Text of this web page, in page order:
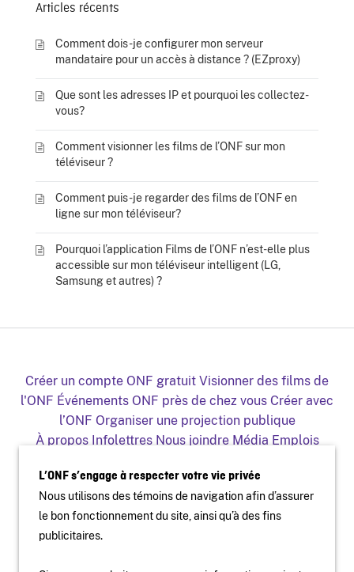
Articles récents
Comment dois-je configurer mon serveur
mandataire pour un accès à distance ? (EZproxy)
Que sont les adresses IP et pourquoi les collectez-
vous?
Comment visionner les films de l’ONF sur mon
téléviseur ?
Comment puis-je regarder des films de l’ONF en
ligne sur mon téléviseur?
Pourquoi l’application Films de l’ONF n’est-elle plus
accessible sur mon téléviseur intelligent (LG,
Samsung et autres) ?
Créer un compte ONF gratuit Visionner des films de
l'ONF Événements ONF près de chez vous Créer avec
l’ONF Organiser une projection publique
À propos Infolettres Nous joindre Média Emplois
Facebook
Youtube Instagram Vimeo
L'ONF sur mobile et télé
L’ONF s’engage à respecter votre vie privée
Nous utilisons des témoins de navigation afin d’assurer
le bon fonctionnement du site, ainsi qu’à des fins
publicitaires.